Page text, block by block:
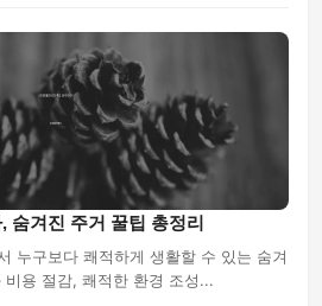
숨겨진 주거 꿀팁 총정리
누구보다 쾌적하게 생활할 수 있는 숨겨
용 절감, 쾌적한 환경 조성...